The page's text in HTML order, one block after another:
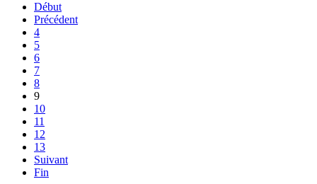
Début
Précédent
4
5
6
7
8
9
10
11
12
13
Suivant
Fin